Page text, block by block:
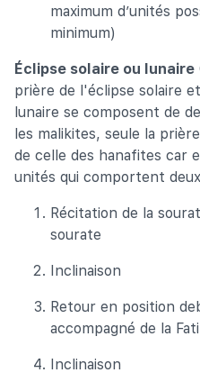
maximum d’unités
minimum)
Éclipse solaire ou lunaire
prière de l'éclipse solaire
lunaire se composent de
les malikites, seule la
de celle des hanafites car
unités qui comportent
Récitation de la
sourate
Inclinaison
Retour en position
accompagné de la
Inclinaison